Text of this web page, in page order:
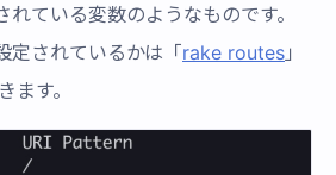
ている変数のようなものです。
定されているかは「rake routes 」
ます。